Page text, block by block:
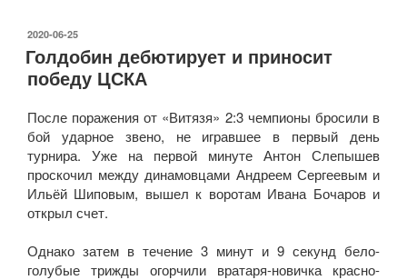
ОПУБЛИКОВАНО
2020-06-25
Голдобин дебютирует и приносит
победу ЦСКА
После поражения от «Витязя» 2:3 чемпионы бросили в
бой ударное звено, не игравшее в первый день
турнира. Уже на первой минуте Антон Слепышев
проскочил между динамовцами Андреем Сергеевым и
Ильёй Шиповым, вышел к воротам Ивана Бочаров и
открыл счет.
Однако затем в течение 3 минут и 9 секунд бело-
голубые трижды огорчили вратаря-новичка красно-